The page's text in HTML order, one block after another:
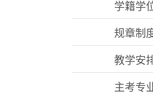
学籍学
规章制
教学安
主考专